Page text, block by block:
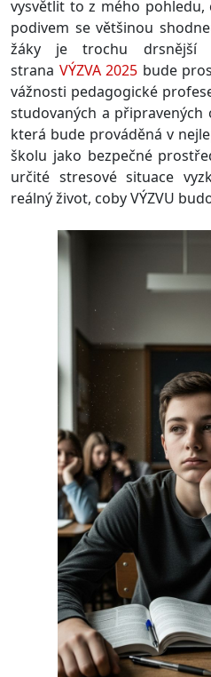
vysvětlit to z mého pohledu,
podivem se většinou
žáky je trochu drsnější
strana VÝZVA 2025 bude
vážnosti pedagogické
studovaných a připravených
která bude prováděná v
školu jako bezpečné
určité stresové situace
reálný život, coby VÝZVU